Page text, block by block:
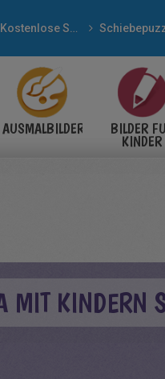
Kostenlose Spiele
AUSMALBILDER BILDER
KINDER
MIT KINDERN